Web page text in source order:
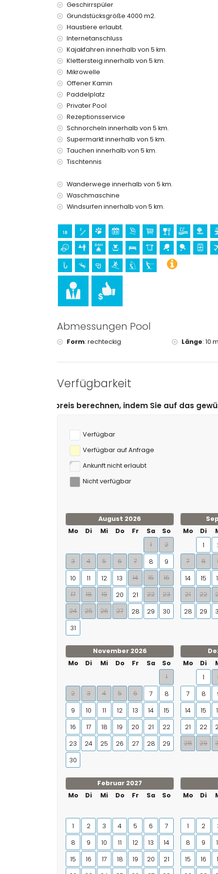
Außen-Sitzbereich und Außen-Essbereich
3 private überdachte Parkplätze und 10 private
Weitere Informationen
nächste Stadt: Javea (innerhalb von 5
nächster Strand: El Arenal, Javea (innerhalb
nächster Hafen: Puerto Aduanas del Mar,
nächster Park: Tarraula, Javea (innerhalb von 5
nächster Flughafen: Alicante (innerhalb von 100
zweiter nächster Flughafen: Valencia (> 100
Haustiere erlaubt
Die Unterkunft eignet sich sehr gut für Familien
Ausstattungen und Dienstleistungen, die im
Internet (WiFi)
Bügeleisen und Bügelbrett
Paddelplatz und Fußballfeld
Tischtennis
Zentralheizung und Klimaanlage
Ausstattungen und Dienstleistungen gegen
Flughafentransfer
Wäscheservice
zusätzliches Bett und Kinderbetten/Babybetten
Unterhaltung und Freizeitaktivitäten für Ihren
Kino, Theater, Diskothek, Bar, Promenade (El
Unterkunft)
Museum (Histórico de Javea, Javea), Kirche
Javea), Denkmal (Pueblo de Javea, Javea),
historischer Ort (Pueblo de Javea und Javea)
Mountainbiking und Radfahren (innerhalb von
Schnorcheln, Surfen, Windsurfen und
Geschirrspüler
Grundstücksgröße 4000 m2.
Haustiere erlaubt.
Internetanschluss
Kajakfahren innerhalb von 5 km.
Klettersteig innerhalb von 5 km.
Mikrowelle
Offener Kamin
Paddelplatz
Privater Pool
Rezeptionsservice
Schnorcheln innerhalb von 5 km.
Supermarkt innerhalb von 5 km.
Tauchen innerhalb von 5 km.
Tischtennis
Wanderwege innerhalb von 5 km.
Waschmaschine
Windsurfen innerhalb von 5 km.
Abmessungen Pool
Form: rechteckig Länge: 10
Verfügbarkeit
indem Sie auf das gewünschte An- und
Verfügbar
Verfügbar auf Anfrage
Ankunft nicht erlaubt
Nicht verfügbar
August 2026
Mo
Di Mi Do Fr Sa
So
1
2
3
4 5 6 7 8
9
10
11 12 13 14 15
16
17
18 19 20 21 22
23
24
25 26 27 28 29
30
31
Mo
Di
1
7
8
14
15
21
22
28
29
November 2026
Mo
Di Mi Do Fr Sa
So
1
2
3 4 5 6 7
8
9
10 11 12 13 14
15
16
17 18 19 20 21
22
23
24 25 26 27 28
29
30
Mo
Di
1
7
8
14
15
21
22
28
29
Februar 2027
Mo
Di Mi Do Fr Sa So
1 2 3 4 5 6
7
8
9 10 11 12 13
14
15
16 17 18 19 20
21
Mo
Di
1 2
8
9
15
16